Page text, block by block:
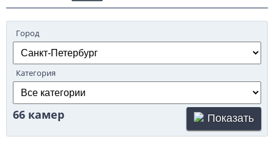
Город
Категория
66 камер Показать